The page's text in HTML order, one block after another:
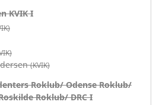
KVIK I
(KVIK)
Roklub/ Odense Roklub/
Roklub/ DRC I